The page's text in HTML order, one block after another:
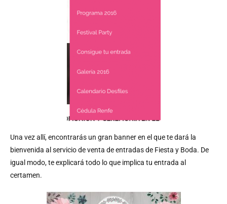
Una vez allí, encontrarás un gran banner en el que te dará la
bienvenida al servicio de venta de entradas de Fiesta y Boda. De
igual modo, te explicará todo lo que implica tu entrada al
certamen.